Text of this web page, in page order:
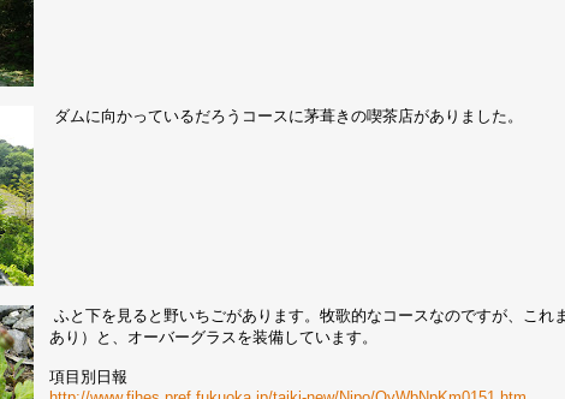
ダムに向かっているだろうコースに茅葺きの喫茶店がありました。
ふと下を見ると野いちごがあります。牧歌的なコースなのですが、これ
あり）と、オーバーグラスを装備しています。
項目別日報